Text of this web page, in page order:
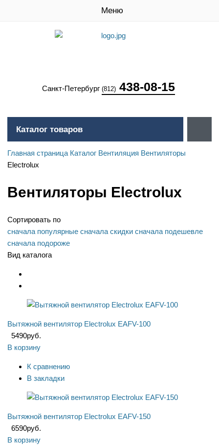
Меню
Санкт-Петербург (812) 438-08-15
Каталог товаров
Главная страница Каталог Вентиляция Вентиляторы
Electrolux
Вентиляторы Electrolux
Сортировать по
сначала популярные сначала скидки сначала подешевле
сначала подороже
Вид каталога
Вытяжной вентилятор Electrolux EAFV-100
5490руб.
В корзину
К сравнению
В закладки
Вытяжной вентилятор Electrolux EAFV-150
6590руб.
В корзину